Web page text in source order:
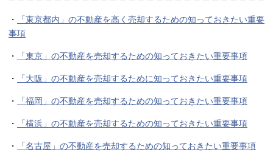
・
「東京都内」の不動産を高く売却するための知っておきたい重要
事項
・ 「東京」の不動産を売却するための知っておきたい重要事項
・ 「大阪」の不動産を売却するために知っておきたい重要事項
・ 「福岡」の不動産を売却するための知っておきたい重要事項
・ 「横浜」の不動産を売却するための知っておきたい重要事項
・ 「名古屋」の不動産を売却するための知っておきたい重要事項